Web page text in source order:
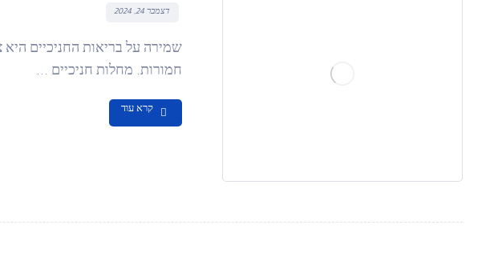
דצמבר 24, 2024
שמירה על בריאות החניכיים היא
חמורות. מחלות חניכיים ...
קרא עוד